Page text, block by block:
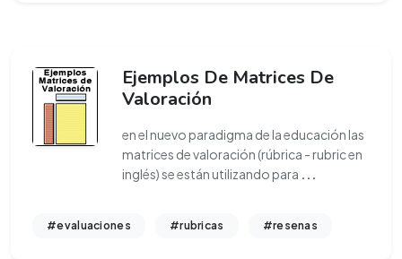
Ejemplos De Matrices De
Valoración
en el nuevo paradigma de la educación las
matrices de valoración (rúbrica - rubric en
inglés) se están utilizando para ...
#evaluaciones #rubricas #resenas